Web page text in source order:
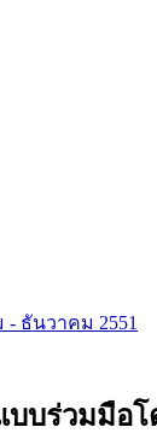
- ธันวาคม 2551
บร่วมมือโ